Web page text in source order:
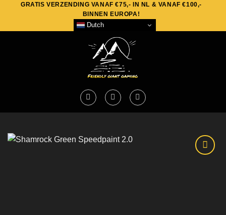
content
GRATIS VERZENDING VANAF €75,- IN NL & VANAF €100,-
BINNEN EUROPA!
Dutch